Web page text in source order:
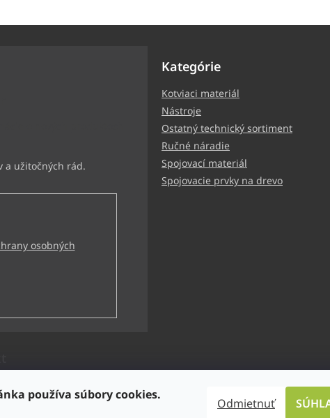
používa súbory cookies.
Odmietnuť
osobných
Kategórie
Kotviaci materiál
Nástroje
Ostatný technický sortiment
Ručné náradie
Spojovací materiál
Spojovacie prvky na drevo
bbtechnik.sk